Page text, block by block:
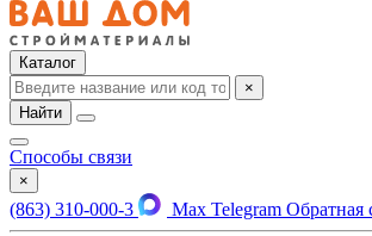
Каталог
×
Найти
Способы связи
×
(863) 310-000-3 Max Telegram Обратная